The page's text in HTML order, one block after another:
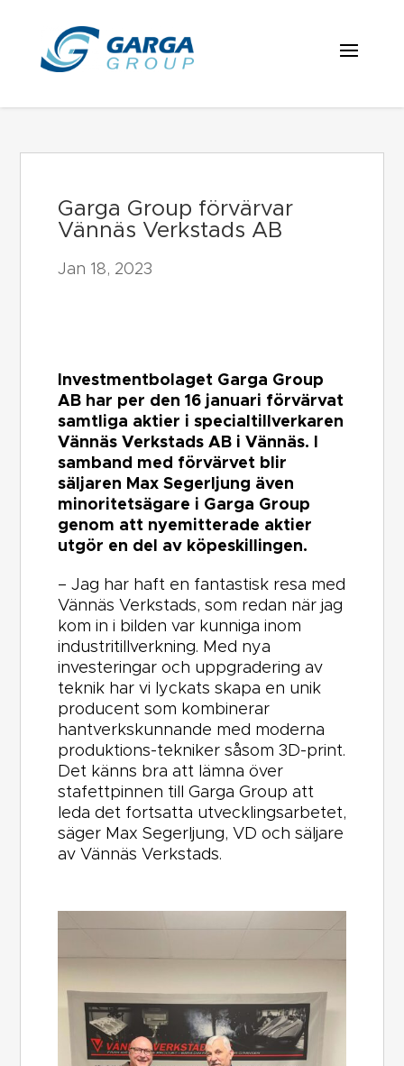
Garga Group förvärvar
Vännäs Verkstads AB
Jan 18, 2023
Investmentbolaget Garga Group
AB har per den 16 januari förvärvat
samtliga aktier i specialtillverkaren
Vännäs Verkstads AB i Vännäs.
samband med förvärvet blir
säljaren Max Segerljung även
minoritetsägare i Garga Group
genom att nyemitterade aktier
utgör en del av köpeskillingen.
– Jag har haft en fantastisk resa med
Vännäs Verkstads, som redan när jag
kom in i bilden var kunniga inom
industritillverkning. Med nya
investeringar och uppgradering av
teknik har vi lyckats skapa en unik
producent som kombinerar
hantverkskunnande med moderna
produktions-tekniker såsom 3D-print.
Det känns bra att lämna över
stafettpinnen till Garga Group att
leda det fortsatta utvecklingsarbetet,
säger Max Segerljung, VD och säljare
av Vännäs Verkstads.